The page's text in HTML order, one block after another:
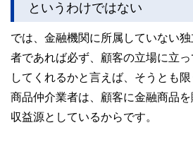
というわけではない
では、金融機関に所属していない
者であれば必ず、顧客の立場に立
してくれるかと言えば、そうとも
商品仲介業者は、顧客に金融商品
収益源としているからです。